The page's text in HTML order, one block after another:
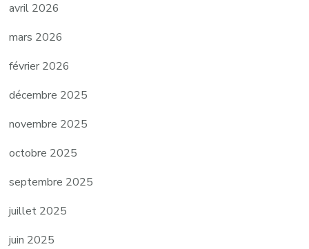
avril 2026
mars 2026
février 2026
décembre 2025
novembre 2025
octobre 2025
septembre 2025
juillet 2025
juin 2025